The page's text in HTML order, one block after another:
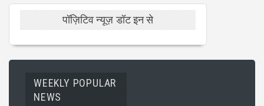
पॉज़िटिव न्यूज़ डॉट इन से
WEEKLY POPULAR
NEWS